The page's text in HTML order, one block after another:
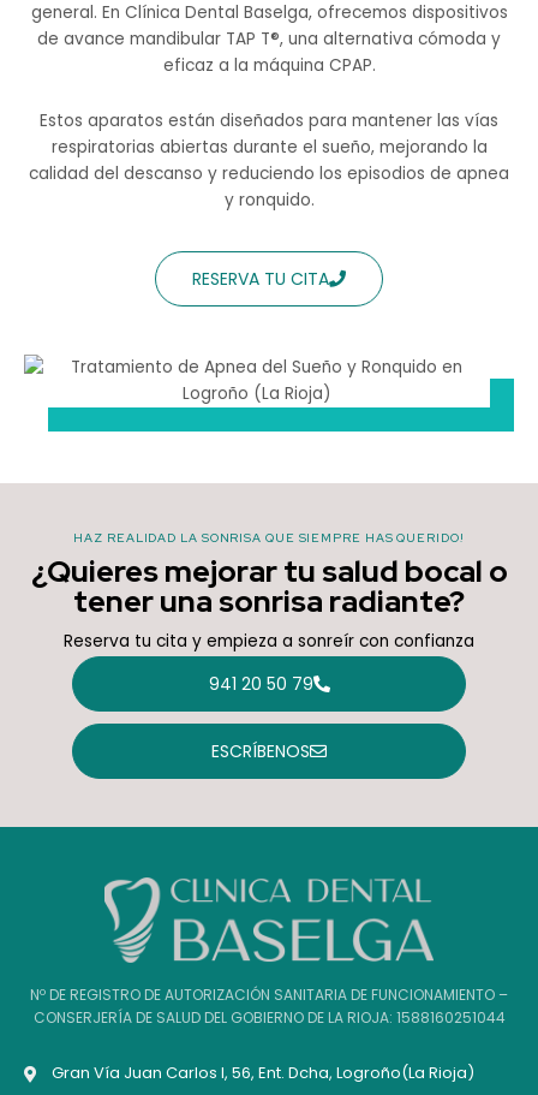
general. En Clínica Dental Baselga, ofrecemos dispositivos
de avance mandibular TAP T®, una alternativa cómoda y
eficaz a la máquina CPAP.
Estos aparatos están diseñados para mantener las vías
respiratorias abiertas durante el sueño, mejorando la
calidad del descanso y reduciendo los episodios de apnea
y ronquido.
RESERVA TU CITA
HAZ REALIDAD LA SONRISA QUE SIEMPRE HAS QUERIDO!
¿Quieres mejorar tu salud bocal o
tener una sonrisa radiante?
Reserva tu cita y empieza a sonreír con confianza
941 20 50 79
ESCRÍBENOS
Nº DE REGISTRO DE AUTORIZACIÓN SANITARIA DE FUNCIONAMIENTO –
CONSERJERÍA DE SALUD DEL GOBIERNO DE LA RIOJA: 1588160251044
Gran Vía Juan Carlos I, 56, Ent. Dcha, Logroño(La Rioja)